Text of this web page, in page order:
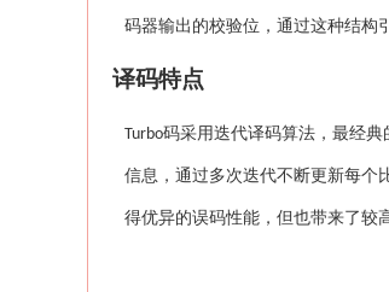
码器输出的校验位，通过这种结构
译码特点
Turbo码采用迭代译码算法，最经典
信息，通过多次迭代不断更新每个
得优异的误码性能，但也带来了较